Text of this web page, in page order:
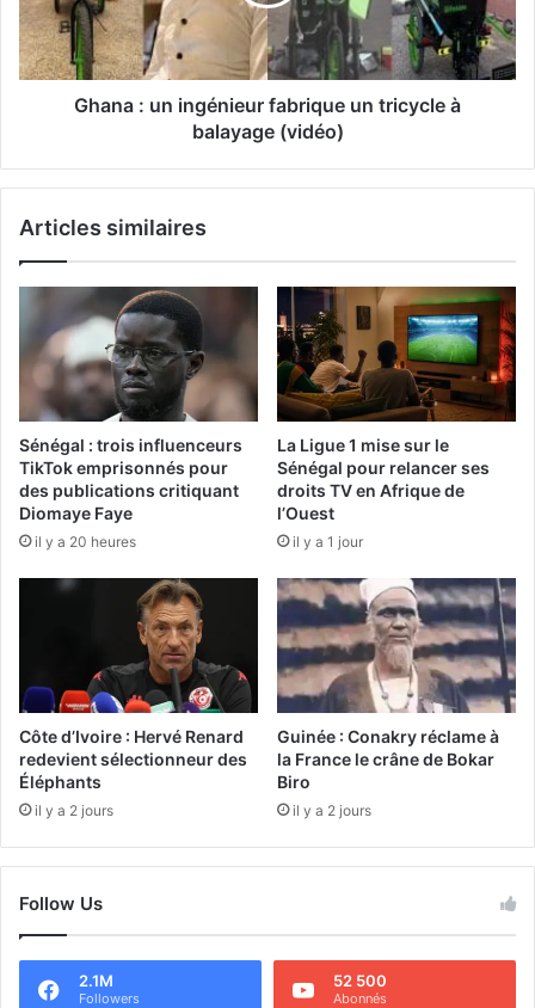
Ghana : un ingénieur fabrique un tricycle à
balayage (vidéo)
Articles similaires
Sénégal : trois influenceurs
TikTok emprisonnés pour
des publications critiquant
Diomaye Faye
il y a 20 heures
La Ligue 1 mise sur le
Sénégal pour relancer ses
droits TV en Afrique de
l’Ouest
il y a 1 jour
Côte d’Ivoire : Hervé Renard
redevient sélectionneur des
Éléphants
il y a 2 jours
Guinée : Conakry réclame à
la France le crâne de Bokar
Biro
il y a 2 jours
Follow Us
2.1M
Followers
52 500
Abonnés